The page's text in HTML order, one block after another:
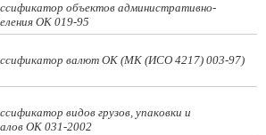
объектов административно-
ОК 019-95
валют ОК (МК (ИСО 4217) 003-97)
видов грузов, упаковки и
ОК 031-2002